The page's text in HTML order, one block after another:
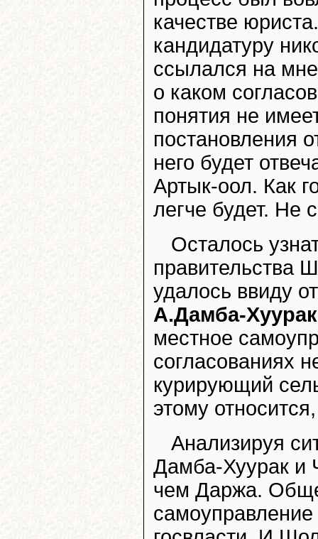
качестве
кандидатуру
ссылался на
о каком
понятия не
постановления
него будет
Артык-оол. Как
легче будет. Не
Осталось
правительства
удалось ввиду
А.Дамба-Хуурак
местное
согласованиях
курирующий
этому
Анализируя
Дамба-Хуурак и
чем Даржа.
самоуправление